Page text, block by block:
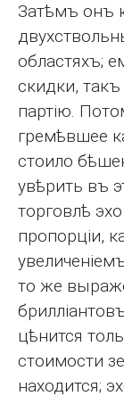
Затѣмъ онъ
областяхъ;
скидки,
партію.
гремѣвшее
стоило
увѣрить въ
торговлѣ
пропорціи,
то же
цѣнится
стоимости
находится;